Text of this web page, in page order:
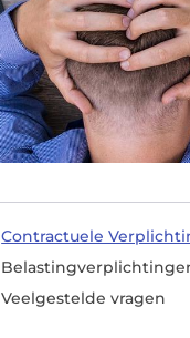
Contractuele
Veelgestelde vragen